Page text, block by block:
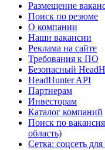
Размещение
Поиск по резюме
О компании
Наши вакансии
Реклама на сайте
Требования к ПО
Безопасный
HeadHunter API
Партнерам
Инвесторам
Каталог компаний
Поиск по
область)
Сетка: соцсеть